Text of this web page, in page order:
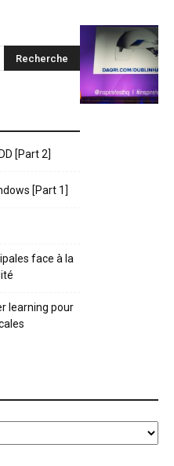
[Part 2]
[Part 1]
face à la
learning pour